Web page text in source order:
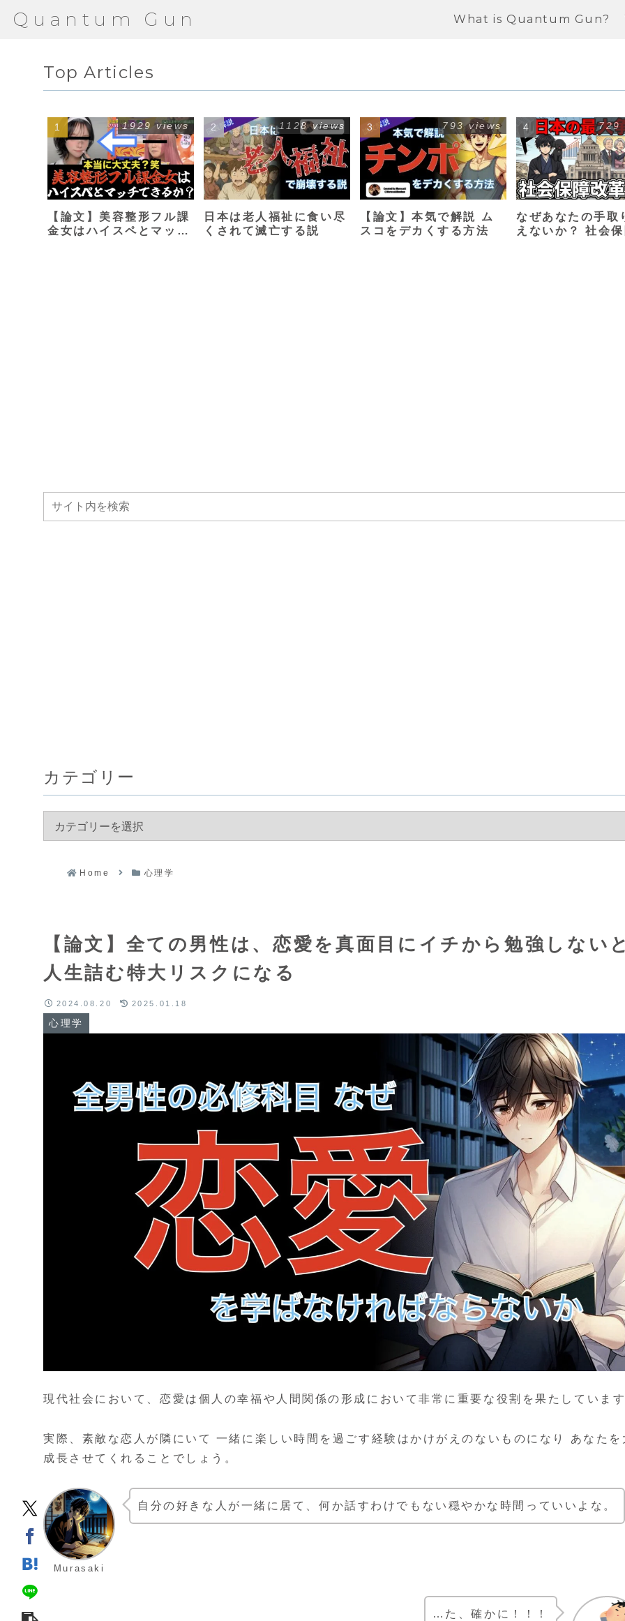
Quantum Gun What is Quantum Gun?
Top Articles
【論文】美容整形フル課
金女はハイスペとマッチ
1929 views
日本は老人福祉に食い尽
くされて滅亡する説
1128 views
【論文】本気で解説 ム
スコをデカくする方法
793 views
なぜあなたの手取
えないか？ 社会保
729
カテゴリー
Home 心理学
【論文】全ての男性は、恋愛を真面目にイチから勉強しないと
人生詰む特大リスクになる
心理学
2024.08.20 2025.01.18
現代社会において、恋愛は個人の幸福や人間関係の形成において非常に重要な役割を果たしています
実際、素敵な恋人が隣にいて 一緒に楽しい時間を過ごす経験はかけがえのないものになり あなたを
成長させてくれることでしょう。
Murasaki
自分の好きな人が一緒に居て、何か話すわけでもない穏やかな時間っていいよな。
…た、確かに！！！